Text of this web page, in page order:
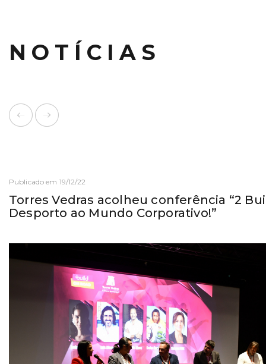
NOTÍCIAS
Publicado em 19/12/22
Torres Vedras acolheu conferência “2
Desporto ao Mundo Corporativo!”